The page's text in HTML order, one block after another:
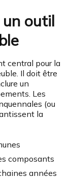
outil
central pour la
Il doit être
un
Les
(ou
la
composants
années